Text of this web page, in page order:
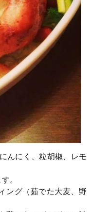
んにく、粒胡椒、レモ
。
ング（茹でた大麦、野